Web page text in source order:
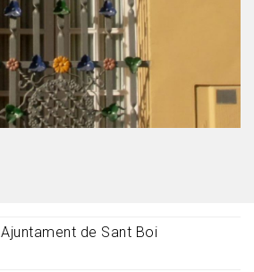
Ajuntament de Sant Boi